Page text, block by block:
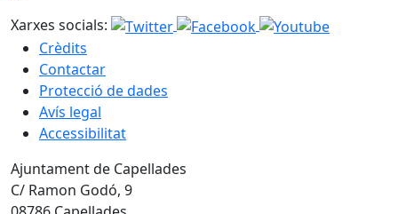
Xarxes socials:
Crèdits
Contactar
Protecció de dades
Avís legal
Accessibilitat
Ajuntament de Capellades
C/ Ramon Godó, 9